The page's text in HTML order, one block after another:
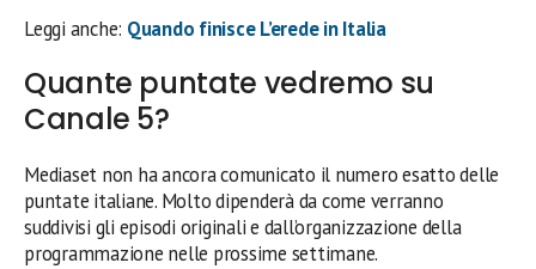
Leggi anche: Quando finisce L’erede in Italia
Quante puntate vedremo su
Canale 5?
Mediaset non ha ancora comunicato il numero esatto delle
puntate italiane. Molto dipenderà da come verranno
suddivisi gli episodi originali e dall’organizzazione della
programmazione nelle prossime settimane.